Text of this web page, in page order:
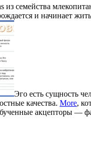
из семейства
и начинает
Эго есть сущность
качества. More,
акцепторы —